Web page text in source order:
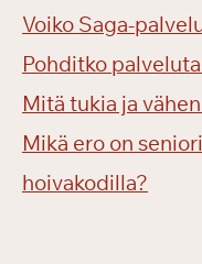
Voiko Saga-
Pohditko
Mitä tukia ja
Mikä ero on
hoivakodilla?